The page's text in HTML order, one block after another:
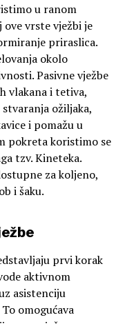
u ranom
vrste vježbi je
priraslica.
okolo
Pasivne vježbe
vlakana i tetiva,
ožiljaka,
i pomažu u
pokreta koristimo se
tzv. Kineteka.
za koljeno,
i šaku.
prvi korak
aktivnom
asistenciju
omogućava